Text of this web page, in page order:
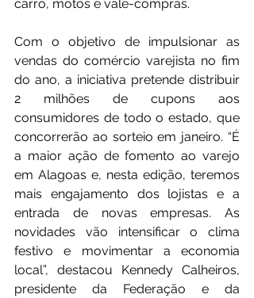
carro, motos e vale-compras.
Com o objetivo de impulsionar as
vendas do comércio varejista no fim
do ano, a iniciativa pretende distribuir
2 milhões de cupons aos
consumidores de todo o estado, que
concorrerão ao sorteio em janeiro. “É
a maior ação de fomento ao varejo
em Alagoas e, nesta edição, teremos
mais engajamento dos lojistas e a
entrada de novas empresas. As
novidades vão intensificar o clima
festivo e movimentar a economia
local”, destacou Kennedy Calheiros,
presidente da Federação e da